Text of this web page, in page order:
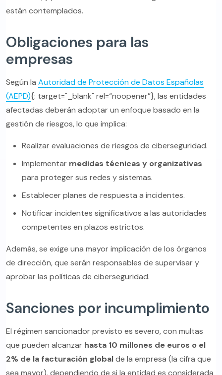
están contemplados.
Obligaciones para las
empresas
Según la Autoridad de Protección de Datos Españolas
(AEPD){: target="_blank" rel=“noopener”}, las entidades
afectadas deberán adoptar un enfoque basado en la
gestión de riesgos, lo que implica:
Realizar evaluaciones de riesgos de ciberseguridad.
Implementar medidas técnicas y organizativas
para proteger sus redes y sistemas.
Establecer planes de respuesta a incidentes.
Notificar incidentes significativos a las autoridades
competentes en plazos estrictos.
Además, se exige una mayor implicación de los órganos
de dirección, que serán responsables de supervisar y
aprobar las políticas de ciberseguridad.
Sanciones por incumplimiento
El régimen sancionador previsto es severo, con multas
que pueden alcanzar hasta 10 millones de euros o el
2% de la facturación globalde la empresa (la cifra que
sea mayor), dependiendo de si la entidad es considerada